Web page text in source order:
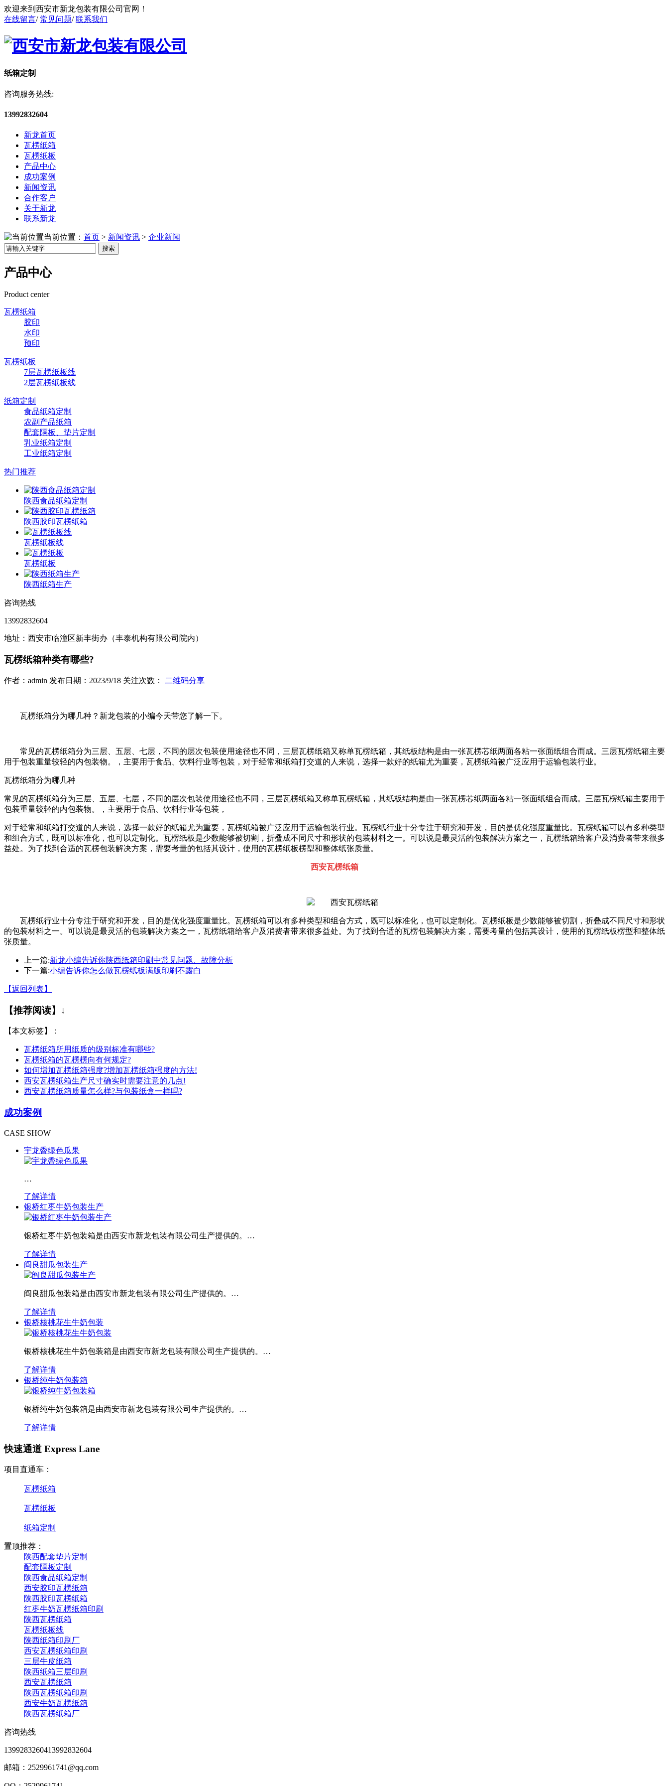
欢迎来到西安市新龙包装有限公司官网！
在线留言/常见问题/联系我们
纸箱定制
咨询服务热线:
13992832604
新龙首页
瓦楞纸箱
瓦楞纸板
产品中心
成功案例
新闻资讯
合作客户
关于新龙
联系新龙
当前位置： 首页 > 新闻资讯 > 企业新闻
搜索
产品中心
Product center
瓦楞纸箱
胶印
水印
预印
瓦楞纸板
7层瓦楞纸板线
2层瓦楞纸板线
纸箱定制
食品纸箱定制
农副产品纸箱
配套隔板、垫片定制
乳业纸箱定制
工业纸箱定制
热门推荐
陕西食品纸箱定制
陕西胶印瓦楞纸箱
瓦楞纸板线
瓦楞纸板
陕西纸箱生产
咨询热线
13992832604
地址：西安市临潼区新丰街办（丰泰机构有限公司院内）
瓦楞纸箱种类有哪些?
作者：admin 发布日期：2023/9/18 关注次数： 二维码分享
瓦楞纸箱分为哪几种？新龙包装的小编今天带您了解一下。
常见的瓦楞纸箱分为三层、五层、七层，不同的层次包装使用途径也不同，三层瓦楞纸箱又称单瓦楞纸箱，其纸板结构是由一张瓦楞芯纸两面各粘一张面纸组合而成。三层瓦楞纸箱主要
用于包装重量较轻的内包装物。，主要用于食品、饮料行业等包装， 对于经常和纸箱打交道的人来说，选择一款好的纸箱尤为重要，瓦楞纸箱被广泛应用于运输包装行业。
瓦楞纸箱分为哪几种
常见的瓦楞纸箱分为三层、五层、七层，不同的层次包装使用途径也不同，三层瓦楞纸箱又称单瓦楞纸箱，其纸板结构是由一张瓦楞芯纸两面各粘一张面纸组合而成。三层瓦楞纸箱主要用于
包装重量较轻的内包装物。，主要用于食品、饮料行业等包装，
对于经常和纸箱打交道的人来说，选择一款好的纸箱尤为重要，瓦楞纸箱被广泛应用于运输包装行业。瓦楞纸行业十分专注于研究和开发，目的是优化强度重量比。瓦楞纸箱可以有多种类型
和组合方式，既可以标准化，也可以定制化。瓦楞纸板是少数能够被切割，折叠成不同尺寸和形状的包装材料之一。可以说是最灵活的包装解决方案之一，瓦楞纸箱给客户及消费者带来很多
益处。为了找到合适的瓦楞包装解决方案，需要考量的包括其设计，使用的瓦楞纸板楞型和整体纸张质量。
西安瓦楞纸箱
瓦楞纸行业十分专注于研究和开发，目的是优化强度重量比。瓦楞纸箱可以有多种类型和组合方式，既可以标准化，也可以定制化。瓦楞纸板是少数能够被切割，折叠成不同尺寸和形状
的包装材料之一。可以说是最灵活的包装解决方案之一，瓦楞纸箱给客户及消费者带来很多益处。为了找到合适的瓦楞包装解决方案，需要考量的包括其设计，使用的瓦楞纸板楞型和整体纸
张质量。
上一篇:新龙小编告诉你陕西纸箱印刷中常见问题、故障分析
下一篇:小编告诉你怎么做瓦楞纸板满版印刷不露白
【返回列表】
【推荐阅读】↓
【本文标签】：
瓦楞纸箱所用纸质的级别标准有哪些?
瓦楞纸箱的瓦楞楞向有何规定?
如何增加瓦楞纸箱强度?增加瓦楞纸箱强度的方法!
西安瓦楞纸箱生产尺寸确实时需要注意的几点!
西安瓦楞纸箱质量怎么样?与包装纸盒一样吗?
成功案例
CASE SHOW
宇龙稥绿色瓜果
…
了解详情
银桥红枣牛奶包装生产
银桥红枣牛奶包装箱是由西安市新龙包装有限公司生产提供的。…
了解详情
阎良甜瓜包装生产
阎良甜瓜包装箱是由西安市新龙包装有限公司生产提供的。…
了解详情
银桥核桃花生牛奶包装
银桥核桃花生牛奶包装箱是由西安市新龙包装有限公司生产提供的。…
了解详情
银桥纯牛奶包装箱
银桥纯牛奶包装箱是由西安市新龙包装有限公司生产提供的。…
了解详情
快速通道 Express Lane
项目直通车：
瓦楞纸箱
瓦楞纸板
纸箱定制
置顶推荐：
陕西配套垫片定制
配套隔板定制
陕西食品纸箱定制
西安胶印瓦楞纸箱
陕西胶印瓦楞纸箱
红枣牛奶瓦楞纸箱印刷
陕西瓦楞纸箱
瓦楞纸板线
陕西纸箱印刷厂
西安瓦楞纸箱印刷
三层牛皮纸箱
陕西纸箱三层印刷
西安瓦楞纸箱
陕西瓦楞纸箱印刷
西安牛奶瓦楞纸箱
陕西瓦楞纸箱厂
咨询热线
1399283260413992832604
邮箱：2529961741@qq.com